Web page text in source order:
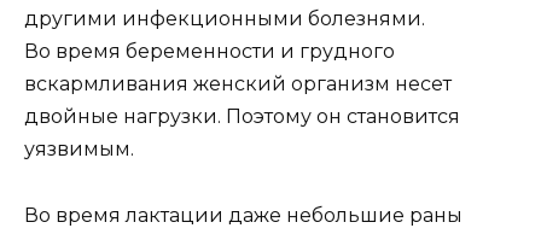
другими инфекционными болезнями.
Во время беременности и грудного
вскармливания женский организм несет
двойные нагрузки. Поэтому он становится
уязвимым.
Во время лактации даже небольшие раны